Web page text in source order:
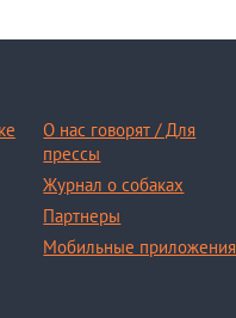
О нас говорят / Для
прессы
Журнал о собаках
Партнеры
Мобильные приложения